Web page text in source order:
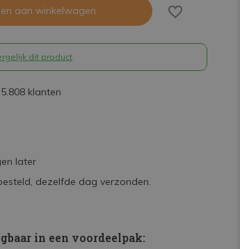
aan winkelwagen
dit product
klanten
later
dezelfde dag verzonden.
in een voordeelpak: